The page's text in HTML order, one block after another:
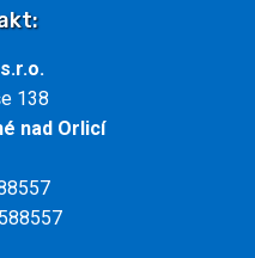
138
nad Orlicí